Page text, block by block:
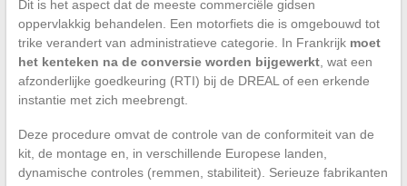
Dit is het aspect dat de meeste commerciële gidsen
oppervlakkig behandelen. Een motorfiets die is omgebouwd tot
trike verandert van administratieve categorie. In Frankrijk moet
het kenteken na de conversie worden bijgewerkt, wat een
afzonderlijke goedkeuring (RTI) bij de DREAL of een erkende
instantie met zich meebrengt.
Deze procedure omvat de controle van de conformiteit van de
kit, de montage en, in verschillende Europese landen,
dynamische controles (remmen, stabiliteit). Serieuze fabrikanten